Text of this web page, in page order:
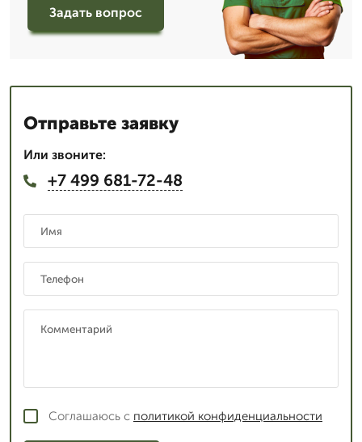
Задать вопрос
Отправьте заявку
Или звоните:
+7 499 681-72-48
Соглашаюсь с политикой конфиденциальности